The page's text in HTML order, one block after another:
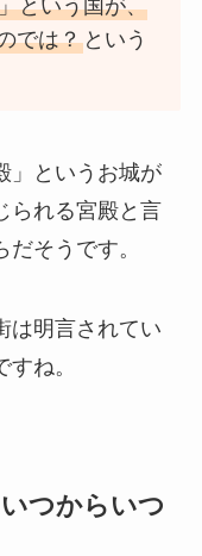
という国が、
では？ という
」というお城が
られる宮殿と言
そうです。
は明言されてい
すね。
つからいつ